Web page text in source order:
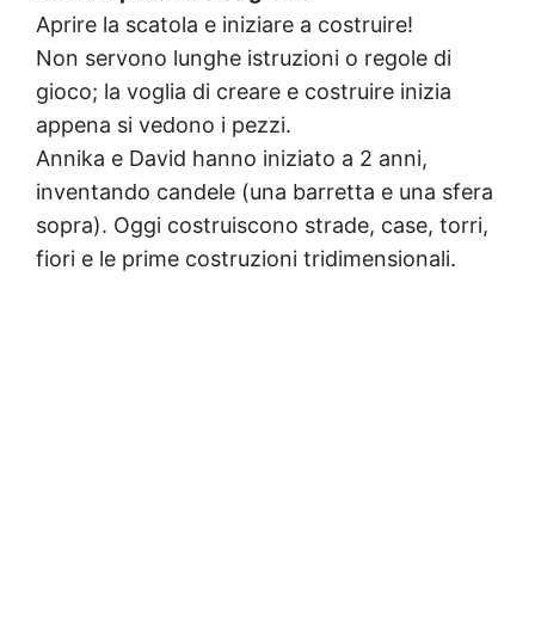
Aprire la scatola e iniziare a costruire!
Non servono lunghe istruzioni o regole di
gioco; la voglia di creare e costruire inizia
appena si vedono i pezzi.
Annika e David hanno iniziato a 2 anni,
inventando candele (una barretta e una sfera
sopra). Oggi costruiscono strade, case, torri,
fiori e le prime costruzioni tridimensionali.